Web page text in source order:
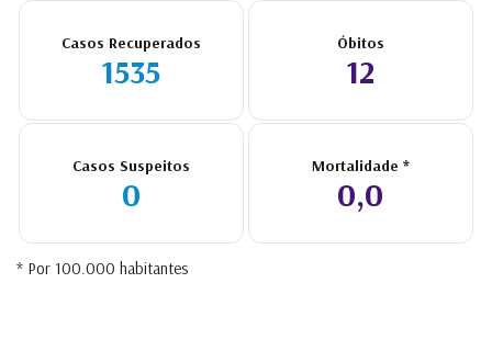
Casos Recuperados
1535
Casos Suspeitos
0
Óbitos
12
Mortalidade *
0,0
* Por 100.000 habitantes